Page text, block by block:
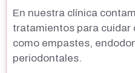
En nuestra clínica
tratamientos para cuidar
como empastes,
periodontales.